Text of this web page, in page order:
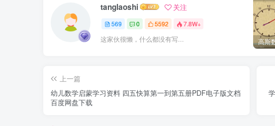
tanglaoshi 关注
569 0 5592 7.8W+
这家伙很懒，什么都没有写...
上一篇
幼儿数学启蒙学习资料 四五快算第一到第五册PDF电子版文档
百度网盘下载